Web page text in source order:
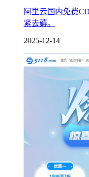
阿里云国内免费
紧去薅。
2025-12-14